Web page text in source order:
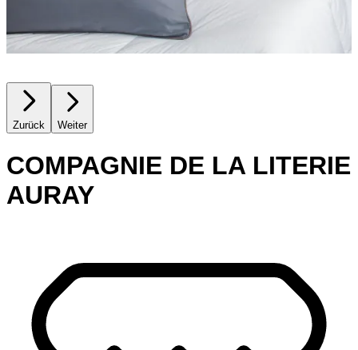
Zurück Weiter
COMPAGNIE DE LA LITERIE
AURAY